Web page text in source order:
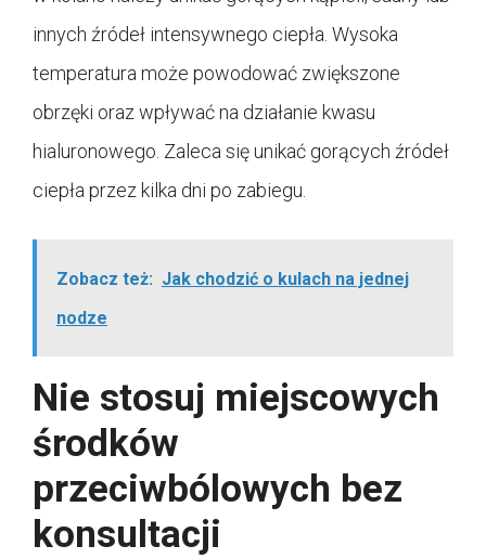
innych źródeł intensywnego ciepła. Wysoka
temperatura może powodować zwiększone
obrzęki oraz wpływać na działanie kwasu
hialuronowego. Zaleca się unikać gorących źródeł
ciepła przez kilka dni po zabiegu.
Zobacz też: Jak chodzić o kulach na jednej
nodze
Nie stosuj miejscowych
środków
przeciwbólowych bez
konsultacji